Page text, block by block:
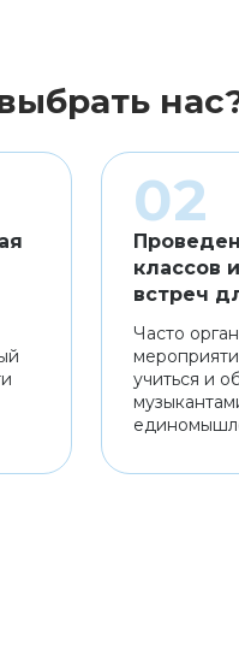
классов
встреч
Часто
учиться и